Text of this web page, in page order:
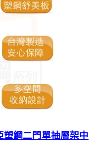
塑鋼二門單抽層架中